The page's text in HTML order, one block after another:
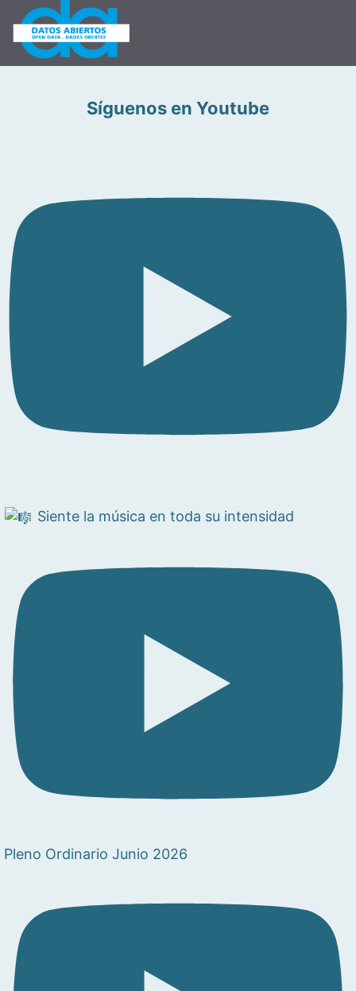
Síguenos en Youtube
Siente la música en toda su intensidad
Pleno Ordinario Junio 2026